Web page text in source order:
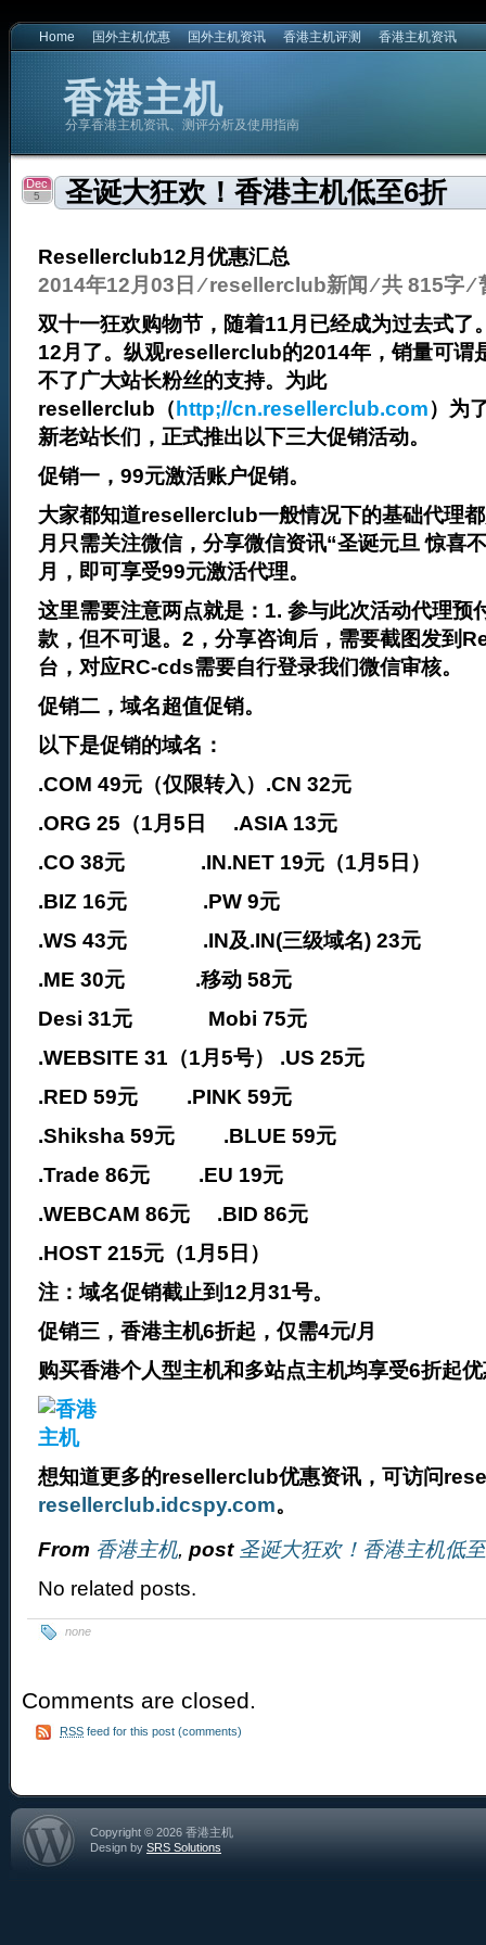
Home 国外主机优惠 国外主机资讯 香港主机评测 香港主机资讯
香港主机
分享香港主机资讯、测评分析及使用指南
圣诞大狂欢！香港主机低至6折
Dec
5
Resellerclub12月优惠汇总
2014年12月03日 ⁄resellerclub新闻 ⁄ 共 815字⁄
双十一狂欢购物节，随着11月已经成为过去式了
12月了。纵观resellerclub的2014年，销量可谓
不了广大站长粉丝的支持。为此
resellerclub（ http;//cn.resellerclub.com）为
新老站长们，正式推出以下三大促销活动。
促销一，99元激活账户促销。
大家都知道resellerclub一般情况下的基础代理
月只需关注微信，分享微信资讯“圣诞元旦 惊喜
月，即可享受99元激活代理。
这里需要注意两点就是：1. 参与此次活动代理预
款，但不可退。2，分享咨询后，需要截图发到
台，对应RC-cds需要自行登录我们微信审核。
促销二，域名超值促销。
以下是促销的域名：
.COM 49元（仅限转入）.CN 32元
.ORG 25（1月5日 .ASIA 13元
.CO 38元 .IN.NET 19元（1月5日）
.BIZ 16元 .PW 9元
.WS 43元 .IN及.IN(三级域名) 23元
.ME 30元 .移动 58元
Desi 31元 Mobi 75元
.WEBSITE 31（1月5号） .US 25元
.RED 59元 .PINK 59元
.Shiksha 59元 .BLUE 59元
.Trade 86元 .EU 19元
.WEBCAM 86元 .BID 86元
.HOST 215元（1月5日）
注：域名促销截止到12月31号。
促销三，香港主机6折起，仅需4元/月
购买香港个人型主机和多站点主机均享受6折起
想知道更多的resellerclub优惠资讯，可访问
resellerclub.idcspy.com。
From 香港主机, post 圣诞大狂欢！香港主机低
No related posts.
none
Comments are closed.
RSS feed for this post (comments)
Copyright © 2026 香港主机
Design by SRS Solutions